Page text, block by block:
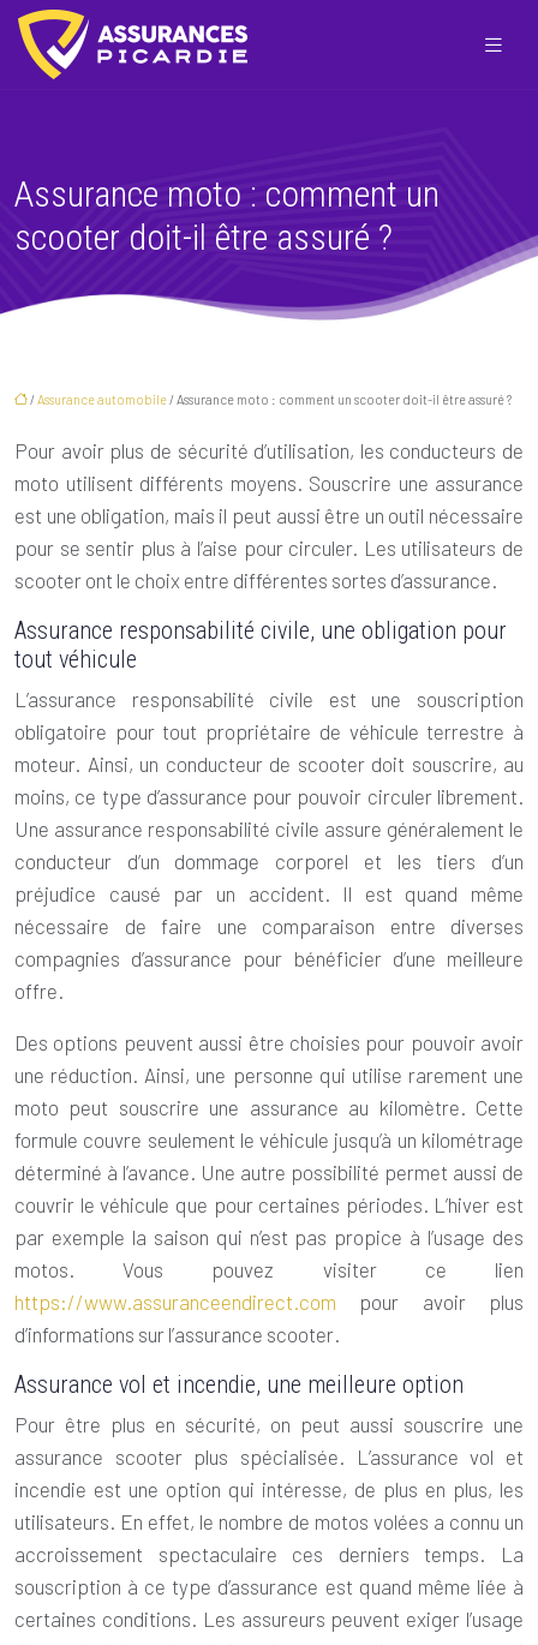
Assurance moto : comment un
scooter doit-il être assuré ?
/Assurance automobile/ Assurance moto : comment un scooter doit-il être assuré ?
Pour avoir plus de sécurité d’utilisation, les conducteurs de
moto utilisent différents moyens. Souscrire une assurance
est une obligation, mais il peut aussi être un outil nécessaire
pour se sentir plus à l’aise pour circuler. Les utilisateurs de
scooter ont le choix entre différentes sortes d’assurance.
Assurance responsabilité civile, une obligation pour
tout véhicule
L’assurance responsabilité civile est une souscription
obligatoire pour tout propriétaire de véhicule terrestre à
moteur. Ainsi, un conducteur de scooter doit souscrire, au
moins, ce type d’assurance pour pouvoir circuler librement.
Une assurance responsabilité civile assure généralement le
conducteur d’un dommage corporel et les tiers d’un
préjudice causé par un accident. Il est quand même
nécessaire de faire une comparaison entre diverses
compagnies d’assurance pour bénéficier d’une meilleure
offre.
Des options peuvent aussi être choisies pour pouvoir avoir
une réduction. Ainsi, une personne qui utilise rarement une
moto peut souscrire une assurance au kilomètre. Cette
formule couvre seulement le véhicule jusqu’à un kilométrage
déterminé à l’avance. Une autre possibilité permet aussi de
couvrir le véhicule que pour certaines périodes. L’hiver est
par exemple la saison qui n’est pas propice à l’usage des
motos. Vous pouvez visiter ce lien
https://www.assuranceendirect.com pour avoir plus
d’informations sur l’assurance scooter.
Assurance vol et incendie, une meilleure option
Pour être plus en sécurité, on peut aussi souscrire une
assurance scooterplus spécialisée. L’assurance vol et
incendie est une option qui intéresse, de plus en plus, les
utilisateurs. En effet, le nombre de motos volées a connu un
accroissement spectaculaire ces derniers temps. La
souscription à ce type d’assurance est quand même liée à
certaines conditions. Les assureurs peuvent exiger l’usage